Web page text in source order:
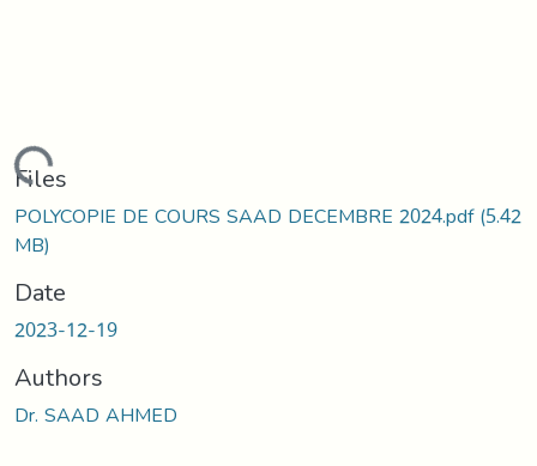
Files
POLYCOPIE DE COURS SAAD DECEMBRE 2024.pdf(5.42
MB)
Date
2023-12-19
Authors
Dr. SAAD AHMED